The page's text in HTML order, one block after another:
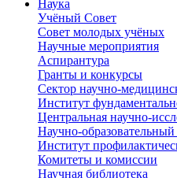
Наука
Учёный Cовет
Совет молодых учёных
Научные мероприятия
Аспирантура
Гранты и конкурсы
Сектор научно-
Институт
Центральная научно-
Научно-
Институт
Комитеты и комиссии
Научная библиотека